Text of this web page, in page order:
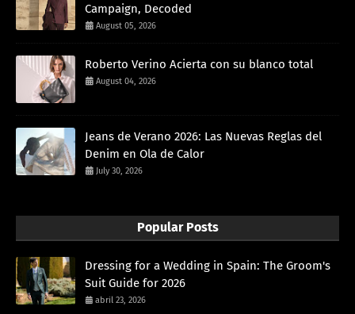
Campaign, Decoded
August 05, 2026
Roberto Verino Acierta con su blanco total
August 04, 2026
Jeans de Verano 2026: Las Nuevas Reglas del
Denim en Ola de Calor
July 30, 2026
Popular Posts
Dressing for a Wedding in Spain: The Groom's
Suit Guide for 2026
abril 23, 2026